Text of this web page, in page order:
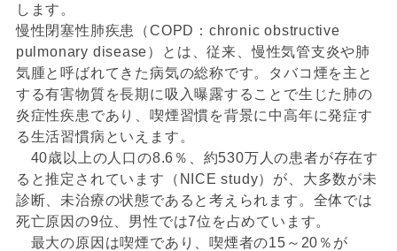
します。
慢性閉塞性肺疾患（COPD：chronic obstructive
pulmonary disease）とは、従来、慢性気管支炎や肺
気腫と呼ばれてきた病気の総称です。タバコ煙を主と
する有害物質を長期に吸入曝露することで生じた肺の
炎症性疾患であり、喫煙習慣を背景に中高年に発症す
る生活習慣病といえます。
40歳以上の人口の8.6％、約530万人の患者が存在す
ると推定されています（NICE study）が、大多数が未
診断、未治療の状態であると考えられます。全体では
死亡原因の9位、男性では7位を占めています。
最大の原因は喫煙であり、喫煙者の15～20％が